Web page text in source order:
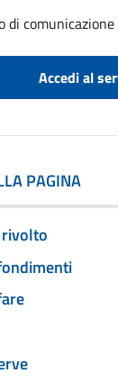
di
Accedi al
PAGINA
rivolto